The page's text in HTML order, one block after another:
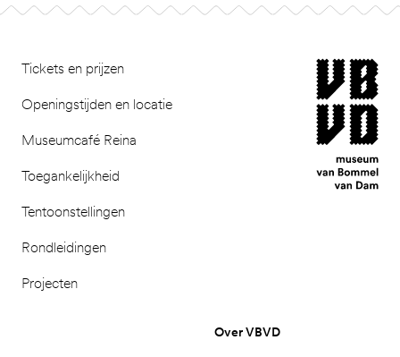
Tickets en prijzen
Openingstijden en locatie
Museumcafé Reina
Toegankelijkheid
Tentoonstellingen
Rondleidingen
Projecten
museum van
Over VBVD